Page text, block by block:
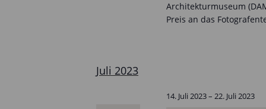
Architekturmuseum
Preis an das
Juli 2023
14. Juli 2023– 22. Juli 2023